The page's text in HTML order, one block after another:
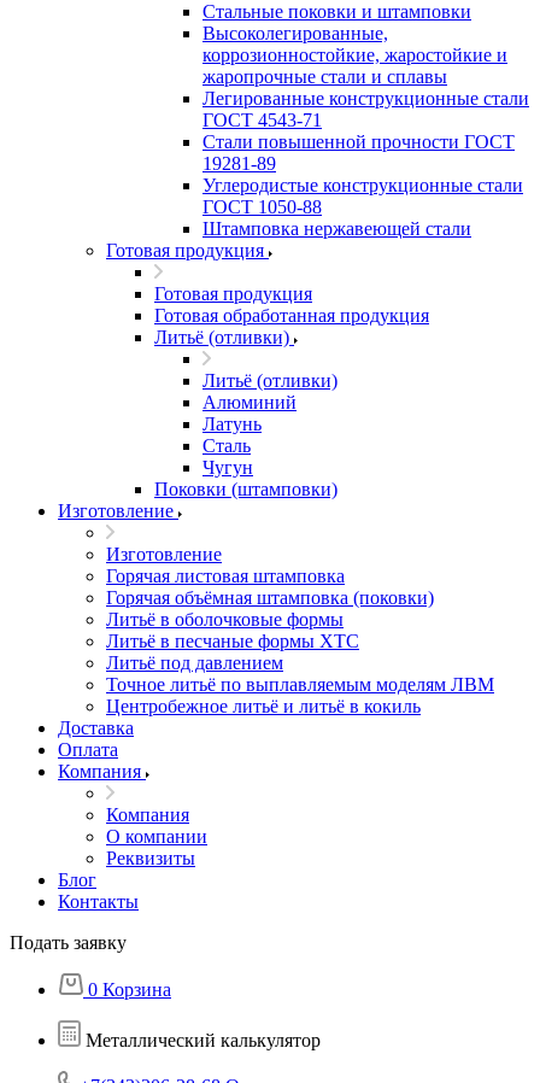
Стальные поковки и штамповки
Высоколегированные,
коррозионностойкие, жаростойкие и
жаропрочные стали и сплавы
Легированные конструкционные стали
ГОСТ 4543-71
Стали повышенной прочности ГОСТ
19281-89
Углеродистые конструкционные стали
ГОСТ 1050-88
Штамповка нержавеющей стали
Готовая продукция
Готовая продукция
Готовая обработанная продукция
Литьё (отливки)
Литьё (отливки)
Алюминий
Латунь
Сталь
Чугун
Поковки (штамповки)
Изготовление
Изготовление
Горячая листовая штамповка
Горячая объёмная штамповка (поковки)
Литьё в оболочковые формы
Литьё в песчаные формы ХТС
Литьё под давлением
Точное литьё по выплавляемым моделям ЛВМ
Центробежное литьё и литьё в кокиль
Доставка
Оплата
Компания
Компания
О компании
Реквизиты
Блог
Контакты
Подать заявку
0 Корзина
Металлический калькулятор